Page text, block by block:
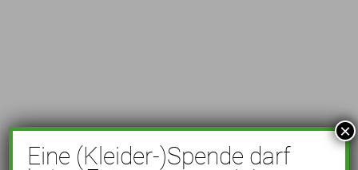
Eine (Kleider-)Spende darf
×